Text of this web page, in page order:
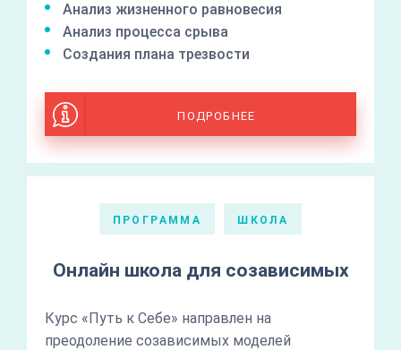
Анализ жизненного равновесия
Анализ процесса срыва
Создания плана трезвости
ПОДРОБНЕЕ
ПРОГРАММА ШКОЛА
Онлайн школа для созависимых
Курс «Путь к Себе» направлен на
преодоление созависимых моделей